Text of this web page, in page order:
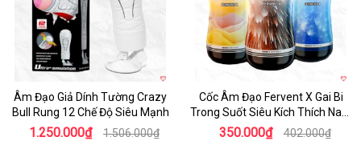
Âm Đạo Giả Dính Tường Crazy
Bull Rung 12 Chế Độ Siêu Mạnh
1.250.000₫ 1.506.000₫
Cốc Âm Đạo Fervent X Gai Bi
Trong Suốt Siêu Kích Thích Nam
Giới
350.000₫ 402.000₫